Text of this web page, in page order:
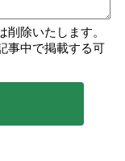
除いたします。
事中で掲載する可